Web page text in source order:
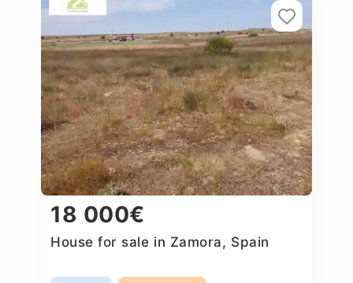
18 000€
House for sale in Zamora, Spain